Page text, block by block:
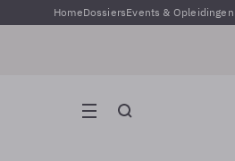
HomeDossiersEvents & Opleidingen